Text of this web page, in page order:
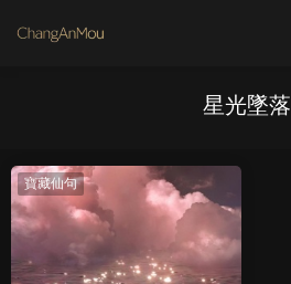
星光墜落
寶藏仙句